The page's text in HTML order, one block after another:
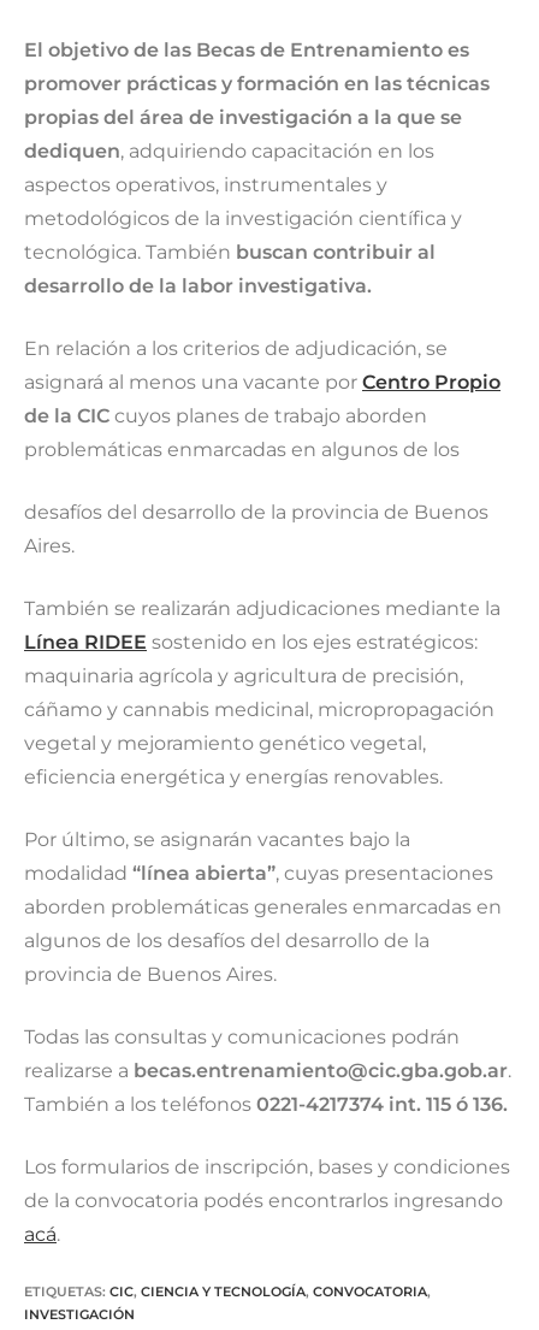
El objetivo de las Becas de Entrenamiento es
promover prácticas y formación en las técnicas
propias del área de investigación a la que se
dediquen, adquiriendo capacitación en los
aspectos operativos, instrumentales y
metodológicos de la investigación científica y
tecnológica. También buscan contribuir al
desarrollo de la labor investigativa.
En relación a los criterios de adjudicación, se
asignará al menos una vacante por Centro Propio
de la CIC cuyos planes de trabajo aborden
problemáticas enmarcadas en algunos de los
desafíos del desarrollo de la provincia de Buenos
Aires.
También se realizarán adjudicaciones mediante la
Línea RIDEE sostenido en los ejes estratégicos:
maquinaria agrícola y agricultura de precisión,
cáñamo y cannabis medicinal, micropropagación
vegetal y mejoramiento genético vegetal,
eficiencia energética y energías renovables.
Por último, se asignarán vacantes bajo la
modalidad “línea abierta”, cuyas presentaciones
aborden problemáticas generales enmarcadas en
algunos de los desafíos del desarrollo de la
provincia de Buenos Aires.
Todas las consultas y comunicaciones podrán
realizarse a becas.entrenamiento@cic.gba.gob.ar.
También a los teléfonos 0221-4217374 int. 115 ó 136.
Los formularios de inscripción, bases y condiciones
de la convocatoria podés encontrarlos ingresando
acá.
ETIQUETAS: CIC, CIENCIA Y TECNOLOGÍA, CONVOCATORIA,
INVESTIGACIÓN